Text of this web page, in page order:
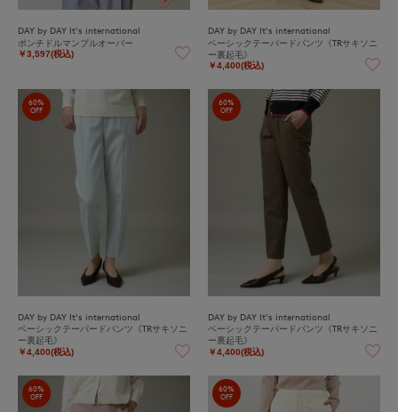
DAY by DAY It's international
ポンチドルマンプルオーバー
￥3,597(税込)
DAY by DAY It's international
ベーシックテーパードパンツ《TRサキソニ
ー裏起毛》
￥4,400(税込)
60%
OFF
DAY by DAY It's international
ベーシックテーパードパンツ《TRサキソニ
ー裏起毛》
￥4,400(税込)
60%
OFF
DAY by DAY It's international
ベーシックテーパードパンツ《TRサキソニ
ー裏起毛》
￥4,400(税込)
60%
OFF
60%
OFF